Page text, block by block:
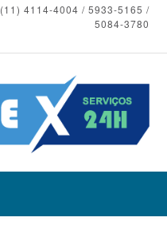
(11) 4114-4004 / 5933-5165 /
5084-3780